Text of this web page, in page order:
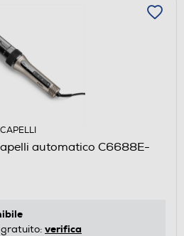
automatico C6688E-
verifica